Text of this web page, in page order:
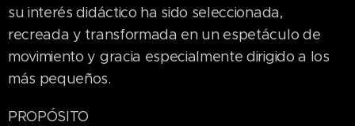
su interés didáctico ha sido seleccionada,
recreada y transformada en un espetáculo de
movimiento y gracia especialmente dirigido a los
más pequeños.
PROPÓSITO